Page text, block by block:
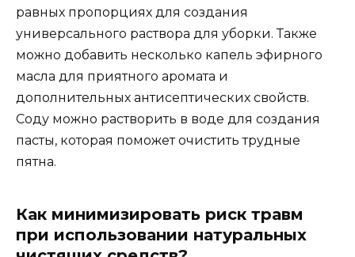
равных пропорциях для создания
универсального раствора для уборки. Также
можно добавить несколько капель эфирного
масла для приятного аромата и
дополнительных антисептических свойств.
Соду можно растворить в воде для создания
пасты, которая поможет очистить трудные
пятна.
Как минимизировать риск травм
при использовании натуральных